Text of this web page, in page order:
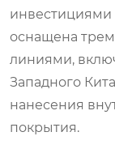
инвестициями
оснащена
линиями,
Западного
нанесения
покрытия.